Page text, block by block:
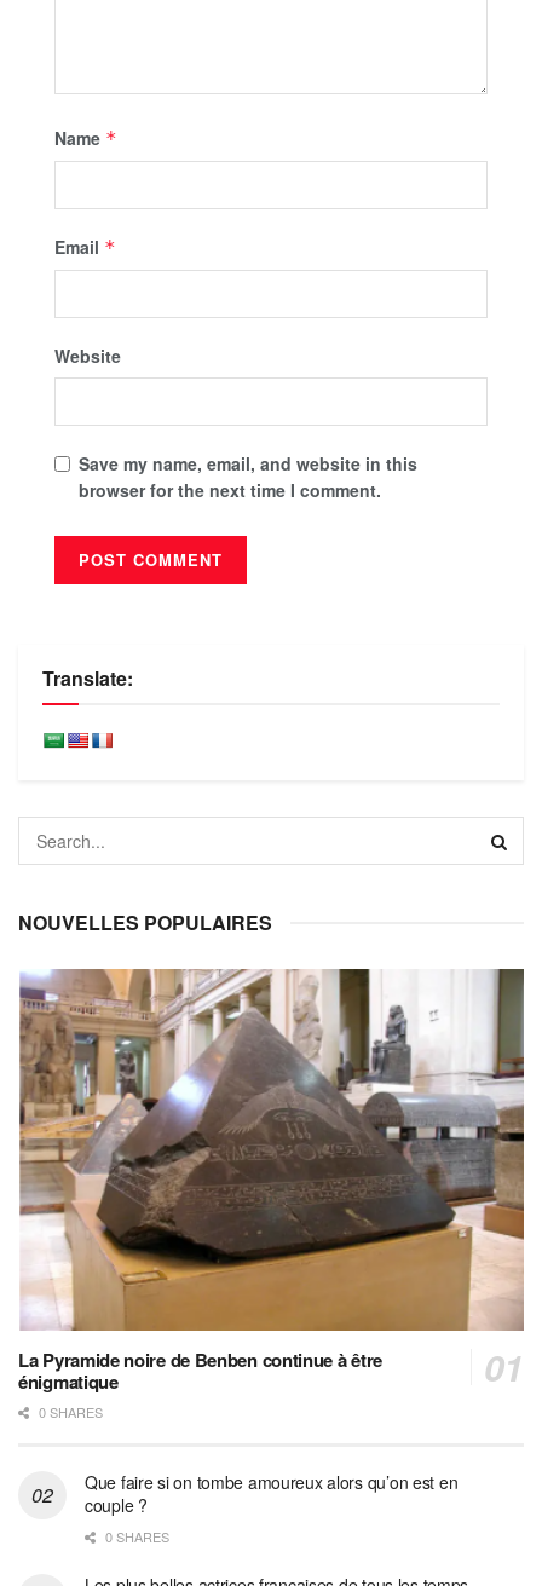
Name *
Email *
Website
Save my name, email, and website in this
browser for the next time I comment.
Translate:
NOUVELLES POPULAIRES
La Pyramide noire de Benben continue à être
énigmatique
0 SHARES
Que faire si on tombe amoureux alors qu’on est en
couple ?
0 SHARES